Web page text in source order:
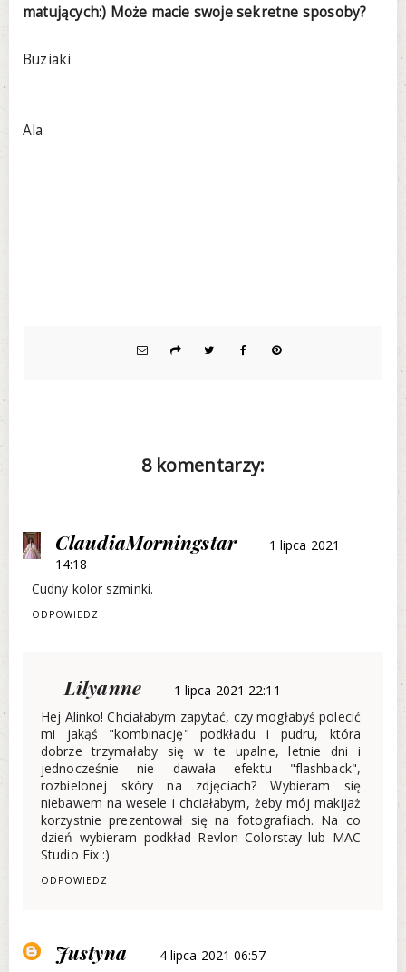
matujących:) Może macie swoje sekretne sposoby?
Buziaki
Ala
8 komentarzy:
ClaudiaMorningstar
1 lipca 2021
14:18
Cudny kolor szminki.
ODPOWIEDZ
Lilyanne
1 lipca 2021 22:11
Hej Alinko! Chciałabym zapytać, czy mogłabyś polecić
mi jakąś "kombinację" podkładu i pudru, która
dobrze trzymałaby się w te upalne, letnie dni i
jednocześnie nie dawała efektu "flashback",
rozbielonej skóry na zdjęciach? Wybieram się
niebawem na wesele i chciałabym, żeby mój makijaż
korzystnie prezentował się na fotografiach. Na co
dzień wybieram podkład Revlon Colorstay lub MAC
Studio Fix :)
ODPOWIEDZ
Justyna
4 lipca 2021 06:57